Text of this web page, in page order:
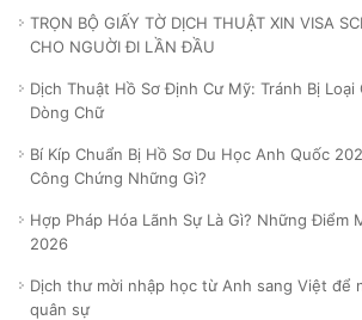
TRỌN BỘ GIẤY TỜ DỊCH THUẬT XIN VISA
CHO NGUỜI ĐI LẦN ĐẦU
Dịch Thuật Hồ Sơ Định Cư Mỹ: Tránh Bị Loại
Dòng Chữ
Bí Kíp Chuẩn Bị Hồ Sơ Du Học Anh Quốc
Công Chứng Những Gì?
Hợp Pháp Hóa Lãnh Sự Là Gì? Những Điểm
2026
Dịch thư mời nhập học từ Anh sang Việt để
quân sự